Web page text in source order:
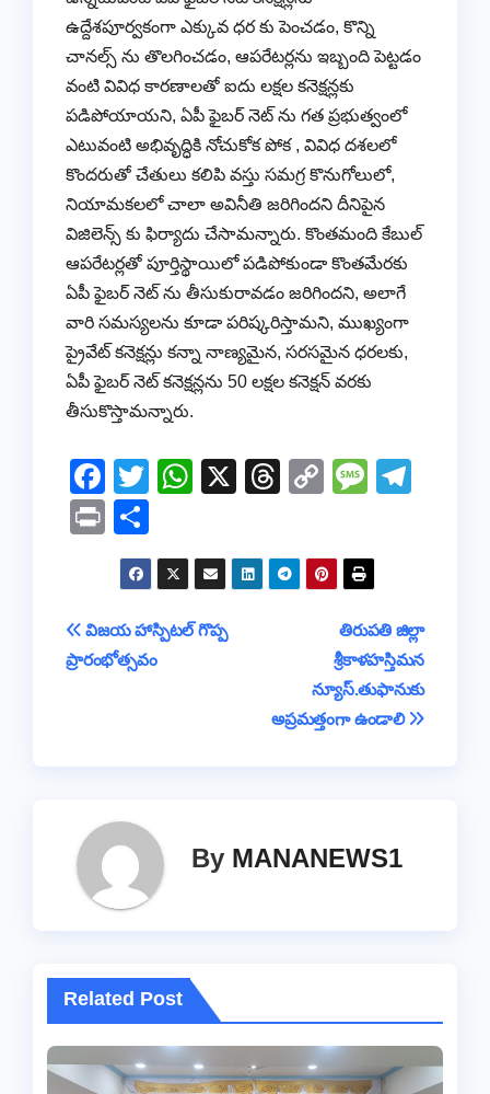
ఉద్దేశపూర్వకంగా ఎక్కువ ధర కు పెంచడం, కొన్ని
చానల్స్ ను తొలగించడం, ఆపరేటర్లను ఇబ్బంది పెట్టడం
వంటి వివిధ కారణాలతో ఐదు లక్షల కనెక్షన్లకు
పడిపోయాయని, ఏపీ ఫైబర్ నెట్ ను గత ప్రభుత్వంలో
ఎటువంటి అభివృద్ధికి నోచుకోక పోక , వివిధ దశలలో
కొందరుతో చేతులు కలిపి వస్తు సమగ్ర కొనుగోలులో,
నియామకలలో చాలా అవినీతి జరిగిందని దీనిపైన
విజిలెన్స్ కు ఫిర్యాదు చేసామన్నారు. కొంతమంది కేబుల్
ఆపరేటర్లతో పూర్తిస్థాయిలో పడిపోకుండా కొంతమేరకు
ఏపీ ఫైబర్ నెట్ ను తీసుకురావడం జరిగిందని, అలాగే
వారి సమస్యలను కూడా పరిష్కరిస్తామని, ముఖ్యంగా
ప్రైవేట్ కనెక్షన్లు కన్నా నాణ్యమైన, సరసమైన ధరలకు,
ఏపీ ఫైబర్ నెట్ కనెక్షన్లను 50 లక్షల కనెక్షన్ వరకు
తీసుకొస్తామన్నారు.
F
a
c
e
b
o
T
er
W
s
A
X
T
a
C
y
Li
n
k
M
a
g
e
a
m
Pr
in h
ar
e
Post
navigation
తిరుపతి జిల్లా
శ్రీకాళహస్తిమన
న్యూస్.తుఫానుకు
అప్రమత్తంగా ఉండాలి
విజయ హాస్పిటల్ గొప్ప
ప్రారంభోత్సవం
By MANANEWS1
Related Post